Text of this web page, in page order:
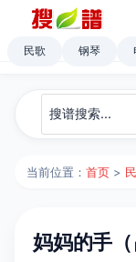
民歌 钢琴
当前位置：首页 >
妈妈的手（